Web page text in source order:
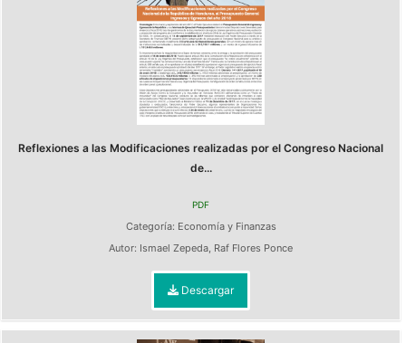
Reflexiones a las Modificaciones realizadas por el Congreso Nacional
de...
PDF
Categoría: Economía y Finanzas
Autor: Ismael Zepeda, Raf Flores Ponce
Descargar